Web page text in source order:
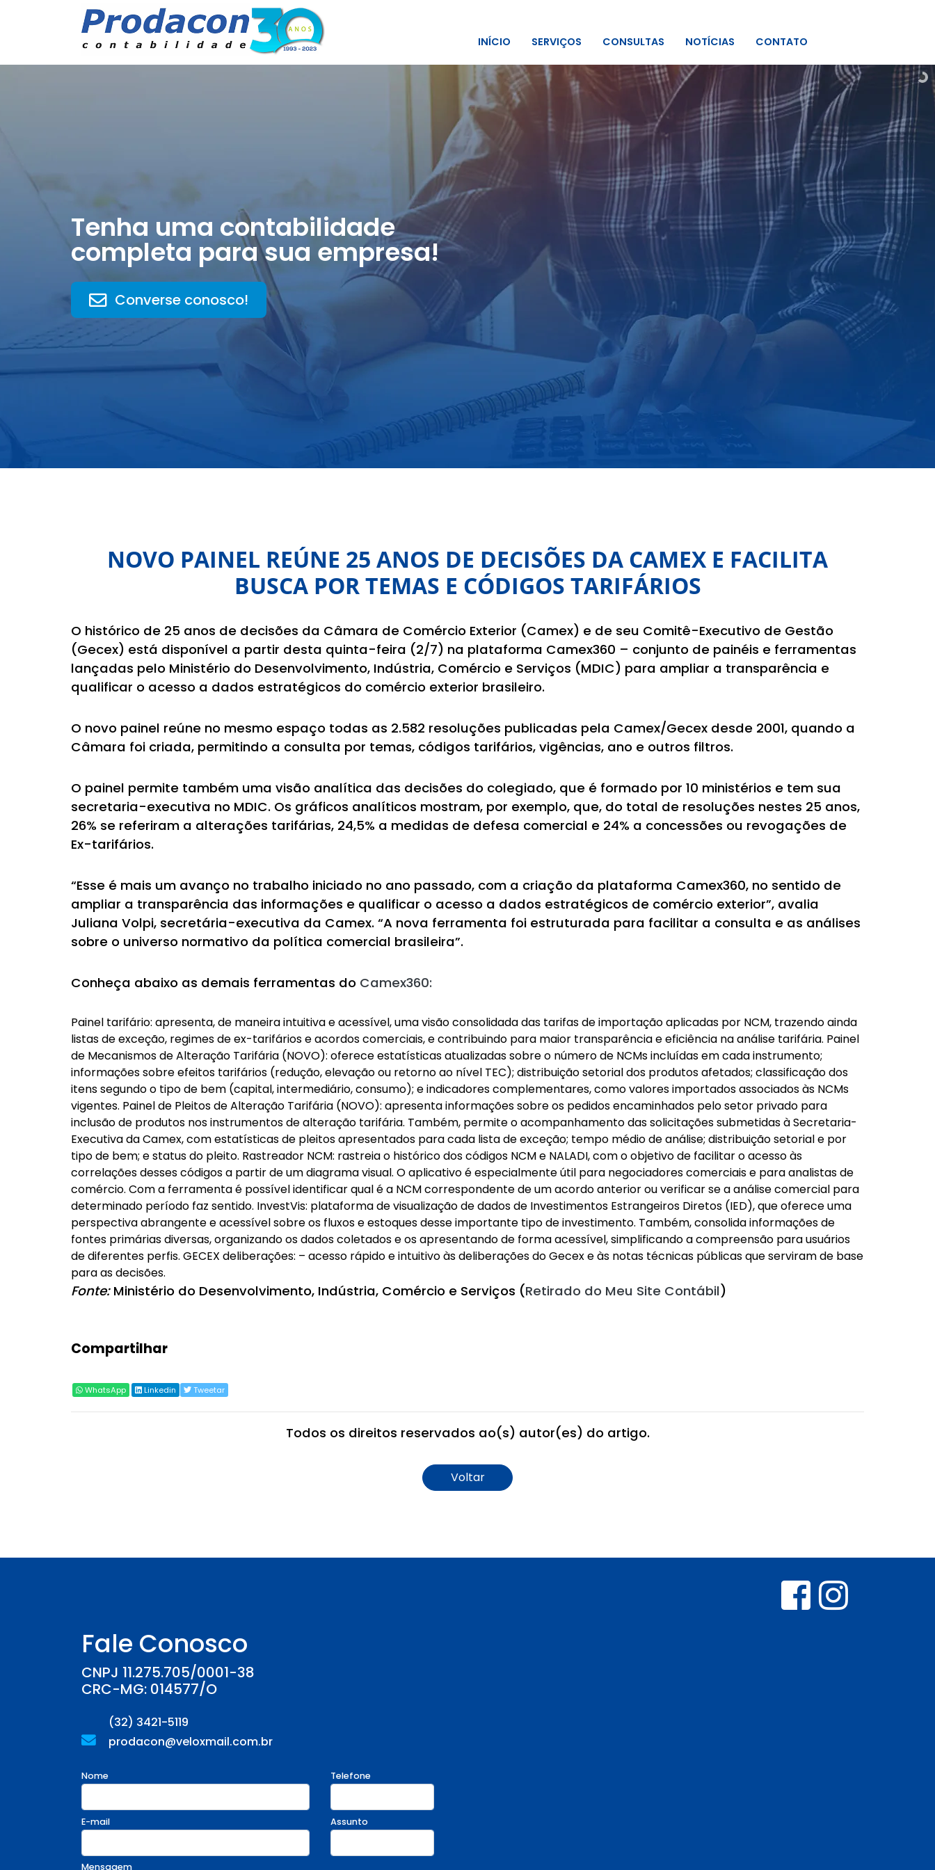
INÍCIO SERVIÇOS CONSULTAS NOTÍCIAS CONTATO
Tenha uma contabilidade
completa para sua empresa!
Converse conosco!
NOVO PAINEL REÚNE 25 ANOS DE DECISÕES DA CAMEX E FACILITA
BUSCA POR TEMAS E CÓDIGOS TARIFÁRIOS
O histórico de 25 anos de decisões da Câmara de Comércio Exterior (Camex) e de seu Comitê-Executivo de Gestão
(Gecex) está disponível a partir desta quinta-feira (2/7) na plataforma Camex360 – conjunto de painéis e ferramentas
lançadas pelo Ministério do Desenvolvimento, Indústria, Comércio e Serviços (MDIC) para ampliar a transparência e
qualificar o acesso a dados estratégicos do comércio exterior brasileiro.
O novo painel reúne no mesmo espaço todas as 2.582 resoluções publicadas pela Camex/Gecex desde 2001, quando a
Câmara foi criada, permitindo a consulta por temas, códigos tarifários, vigências, ano e outros filtros.
O painel permite também uma visão analítica das decisões do colegiado, que é formado por 10 ministérios e tem sua
secretaria-executiva no MDIC. Os gráficos analíticos mostram, por exemplo, que, do total de resoluções nestes 25 anos,
26% se referiram a alterações tarifárias, 24,5% a medidas de defesa comercial e 24% a concessões ou revogações de
Ex-tarifários.
“Esse é mais um avanço no trabalho iniciado no ano passado, com a criação da plataforma Camex360, no sentido de
ampliar a transparência das informações e qualificar o acesso a dados estratégicos de comércio exterior”, avalia
Juliana Volpi, secretária-executiva da Camex. “A nova ferramenta foi estruturada para facilitar a consulta e as análises
sobre o universo normativo da política comercial brasileira”.
Conheça abaixo as demais ferramentas do Camex360:
Painel tarifário: apresenta, de maneira intuitiva e acessível, uma visão consolidada das tarifas de importação aplicadas por NCM, trazendo ainda
listas de exceção, regimes de ex-tarifários e acordos comerciais, e contribuindo para maior transparência e eficiência na análise tarifária. Painel
de Mecanismos de Alteração Tarifária (NOVO): oferece estatísticas atualizadas sobre o número de NCMs incluídas em cada instrumento;
informações sobre efeitos tarifários (redução, elevação ou retorno ao nível TEC); distribuição setorial dos produtos afetados; classificação dos
itens segundo o tipo de bem (capital, intermediário, consumo); e indicadores complementares, como valores importados associados às NCMs
vigentes. Painel de Pleitos de Alteração Tarifária (NOVO): apresenta informações sobre os pedidos encaminhados pelo setor privado para
inclusão de produtos nos instrumentos de alteração tarifária. Também, permite o acompanhamento das solicitações submetidas à Secretaria-
Executiva da Camex, com estatísticas de pleitos apresentados para cada lista de exceção; tempo médio de análise; distribuição setorial e por
tipo de bem; e status do pleito. Rastreador NCM: rastreia o histórico dos códigos NCM e NALADI, com o objetivo de facilitar o acesso às
correlações desses códigos a partir de um diagrama visual. O aplicativo é especialmente útil para negociadores comerciais e para analistas de
comércio. Com a ferramenta é possível identificar qual é a NCM correspondente de um acordo anterior ou verificar se a análise comercial para
determinado período faz sentido. InvestVis: plataforma de visualização de dados de Investimentos Estrangeiros Diretos (IED), que oferece uma
perspectiva abrangente e acessível sobre os fluxos e estoques desse importante tipo de investimento. Também, consolida informações de
fontes primárias diversas, organizando os dados coletados e os apresentando de forma acessível, simplificando a compreensão para usuários
de diferentes perfis. GECEX deliberações: – acesso rápido e intuitivo às deliberações do Gecex e às notas técnicas públicas que serviram de base
para as decisões.
Fonte:Ministério do Desenvolvimento, Indústria, Comércio e Serviços (Retirado do Meu Site Contábil)
Compartilhar
WhatsApp Linkedin Tweetar
Todos os direitos reservados ao(s) autor(es) do artigo.
Voltar
Fale Conosco
CNPJ 11.275.705/0001-38
CRC-MG: 014577/O
(32) 3421-5119
prodacon@veloxmail.com.br
Nome Telefone
E-mail Assunto
Mensagem